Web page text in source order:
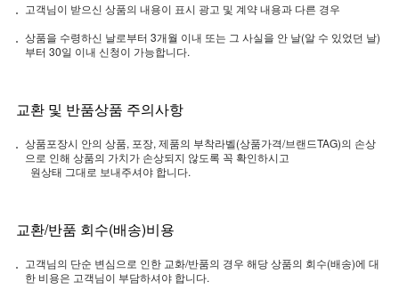
고객님이 받으신 상품의 내용이 표시 광고 및 계약 내용과 다른 경우
상품을 수령하신 날로부터 3개월 이내 또는 그 사실을 안 날(알 수 있었던 날)
부터 30일 이내 신청이 가능합니다.
교환 및 반품상품 주의사항
상품포장시 안의 상품, 포장, 제품의 부착라벨(상품가격/브랜드TAG)의 손상
으로 인해 상품의 가치가 손상되지 않도록 꼭 확인하시고
원상태 그대로 보내주셔야 합니다.
교환/반품 회수(배송)비용
고객님의 단순 변심으로 인한 교화/반품의 경우 해당 상품의 회수(배송)에 대
한 비용은 고객님이 부담하셔야 합니다.